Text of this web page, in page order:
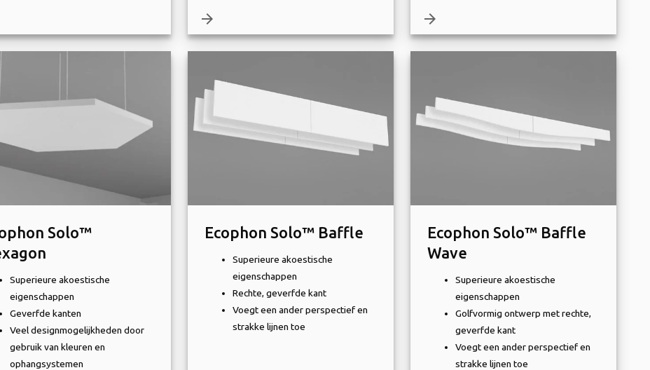
arrow_forward arrow_forward
Solo™
Superieure akoestische
eigenschappen
Geverfde kanten
Veel designmogelijkheden door
gebruik van kleuren en
ophangsystemen
Ecophon Solo™ Baffle
Superieure akoestische
eigenschappen
Rechte, geverfde kant
Voegt een ander perspectief en
strakke lijnen toe
Ecophon Solo™ Baffle
Wave
Superieure akoestische
eigenschappen
Golfvormig ontwerp met rechte,
geverfde kant
Voegt een ander perspectief en
strakke lijnen toe